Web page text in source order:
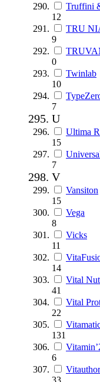
Truffini
12
TRU
9
0
Twinlab
10
7
U
Ultima
15
7
V
Vansiton
15
Vega
8
Vicks
11
14
Vital
41
Vital
22
131
6
33